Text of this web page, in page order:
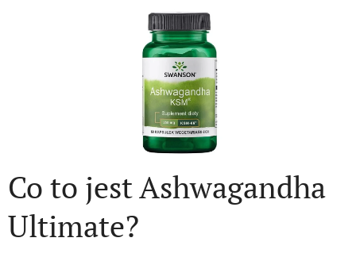
Co to jest Ashwagandha
Ultimate?